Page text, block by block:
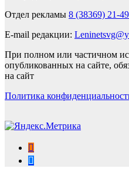
Отдел рекламы 8 (38369) 21-
E-mail редакции:
При полном или частичном
опубликованных на сайте,
на сайт
Политика